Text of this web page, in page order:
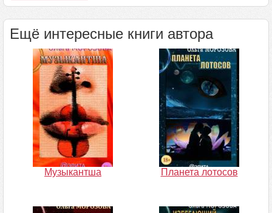
Ещё интересные книги автора
Музыкантша Планета лотосов